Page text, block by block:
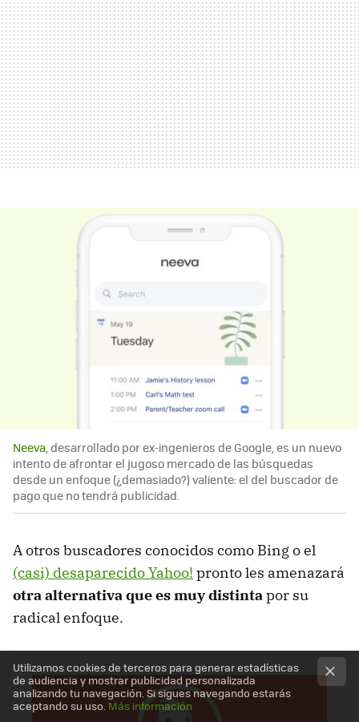
Neeva , desarrollado por ex-ingenieros de Google, es un nuevo
intento de afrontar el jugoso mercado de las búsquedas
desde un enfoque (¿demasiado?) valiente: el del buscador de
pago que no tendrá publicidad.
A otros buscadores conocidos como Bing o el
(casi) desaparecido Yahoo! pronto les amenazará
otra alternativa que es muy distintapor su
radical enfoque.
Utilizamos cookies de terceros para generar estadísticas
de audiencia y mostrar publicidad personalizada
analizando tu navegación. Si sigues navegando estarás
aceptando su uso. Más información